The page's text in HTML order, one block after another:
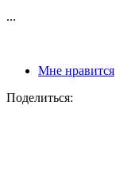
...
Мне нравится
Поделиться: